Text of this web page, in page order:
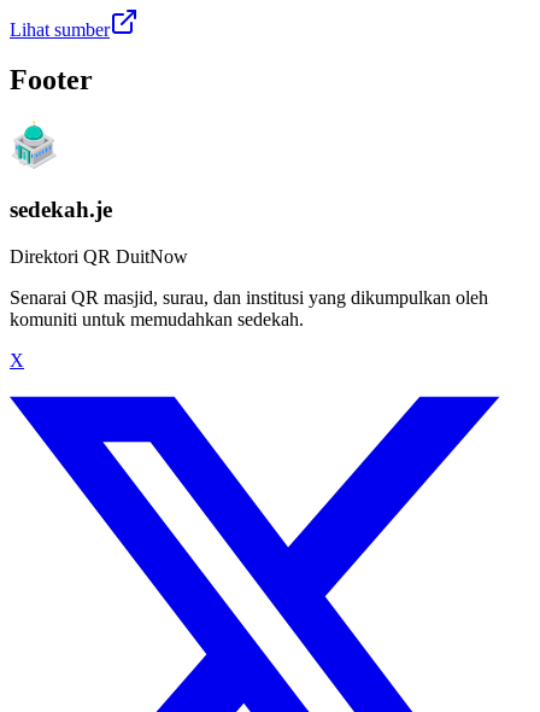
Lihat sumber
Footer
sedekah.je
Direktori QR DuitNow
Senarai QR masjid, surau, dan institusi yang dikumpulkan oleh
komuniti untuk memudahkan sedekah.
X